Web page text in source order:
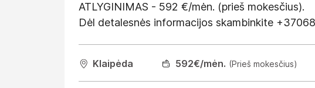
ATLYGINIMAS - 592 €/mėn. (prieš mokesčius).
Dėl detalesnės informacijos skambinkite
Klaipėda 592€/mėn. (Prieš mokesčius)